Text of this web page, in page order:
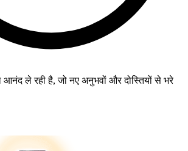
आनंद ले रही है, जो नए अनुभवों और दोस्तियों से भरे